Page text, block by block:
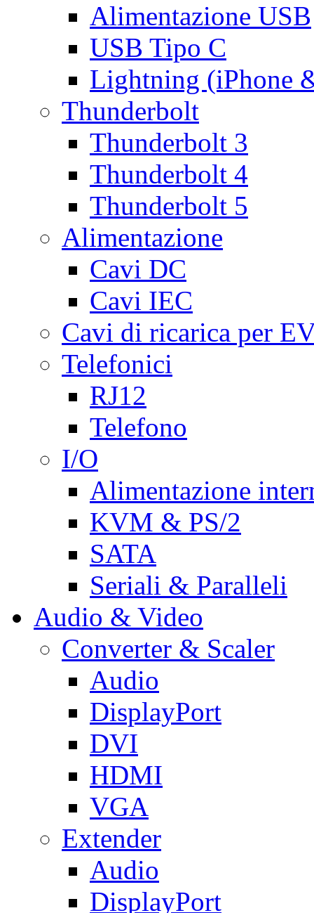
Alimentazione USB
USB Tipo C
Lightning (iPhone
Thunderbolt
Thunderbolt 3
Thunderbolt 4
Thunderbolt 5
Alimentazione
Cavi DC
Cavi IEC
Cavi di ricarica per
Telefonici
RJ12
Telefono
I/O
Alimentazione
KVM & PS/2
SATA
Seriali & Paralleli
Audio & Video
Converter & Scaler
Audio
DisplayPort
DVI
HDMI
VGA
Extender
Audio
DisplayPort